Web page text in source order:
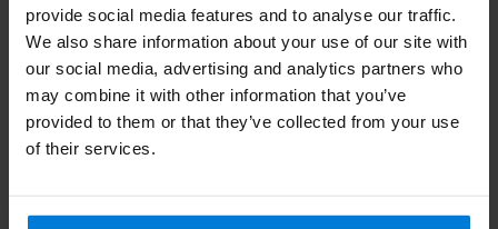
provide social media features and to analyse our traffic.
We also share information about your use of our site with
our social media, advertising and analytics partners who
may combine it with other information that you’ve
provided to them or that they’ve collected from your use
of their services.
Heb je vragen over dit product?
Of heb je hulp nodig bij je bestelling? Neem contact op via
mail met onzeKlantenserviceof bel+31 (0)30 203 59 02
Recent bekeken